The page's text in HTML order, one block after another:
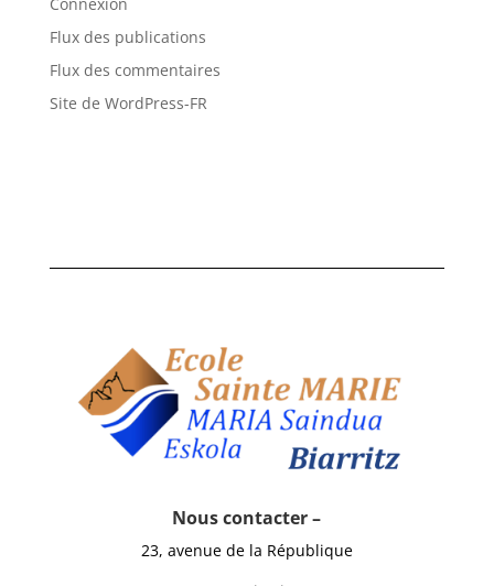
Flux des publications
Flux des commentaires
Site de WordPress-FR
Nous contacter –
23, avenue de la République